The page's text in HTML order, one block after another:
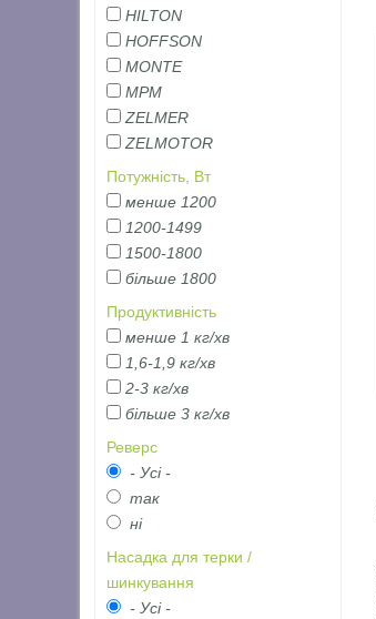
HILTON
HOFFSON
MONTE
MPM
ZELMER
ZELMOTOR
Потужність, Вт
менше 1200
1200-1499
1500-1800
більше 1800
Продуктивність
менше 1 кг/хв
1,6-1,9 кг/хв
2-3 кг/хв
більше 3 кг/хв
Реверс
- Усі -
так
ні
Насадка для терки /
шинкування
- Усі -